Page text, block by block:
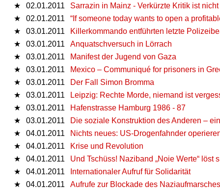
★
02.01.2011
Sarrazin in Mainz - Verkürzte Kritik ist
★
02.01.2011
“If someone today wants to open a
★
03.01.2011
Killerkommando entführten letzte
★
03.01.2011
Anquatschversuch in Lörrach
★
03.01.2011
Manifest der Jugend von Gaza
★
03.01.2011
Mexico – Communiqué for prisoners in
★
03.01.2011
Der Fall Simon Bromma
★
03.01.2011
Leipzig: Rechte Morde, niemand ist
★
03.01.2011
Hafenstrasse Hamburg 1986 - 87
★
03.01.2011
Die soziale Konstruktion des Anderen –
★
04.01.2011
Nichts neues: US-Drogenfahnder
★
04.01.2011
Krise und Revolution
★
04.01.2011
Und Tschüss! Naziband „Noie Werte“ löst
★
04.01.2011
Internationaler Aufruf für Solidarität
★
04.01.2011
Aufrufe zur Blockade des